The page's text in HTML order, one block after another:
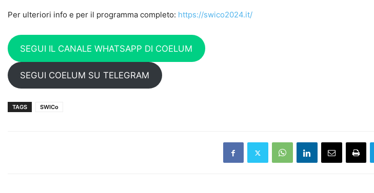
Per ulteriori info e per il programma completo: https://swico2024.it/
SEGUI IL CANALE WHATSAPP DI COELUM
SEGUI COELUM SU TELEGRAM
TAGS SWICo